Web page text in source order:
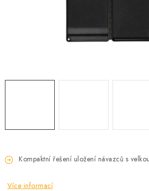
Kompaktní řešení uložení návazců s
Více informací